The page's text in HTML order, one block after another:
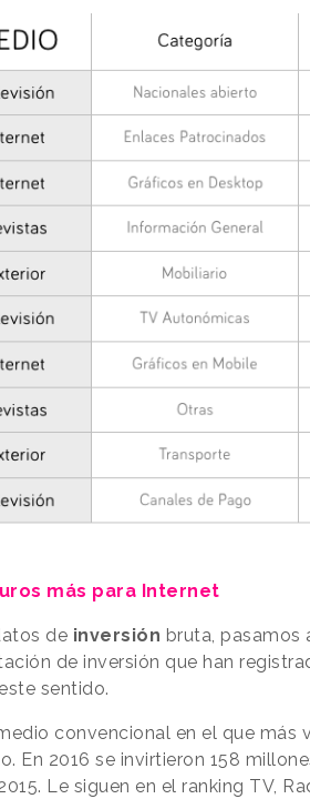
más para Internet
de inversión bruta, pasamos
de inversión que han
sentido.
convencional en el que más
En 2016 se invirtieron 158
Le siguen en el ranking TV,